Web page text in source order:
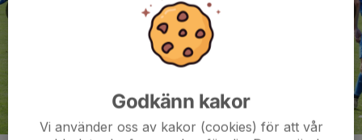
Godkänn kakor
Vi använder oss av kakor (cookies) för att vår